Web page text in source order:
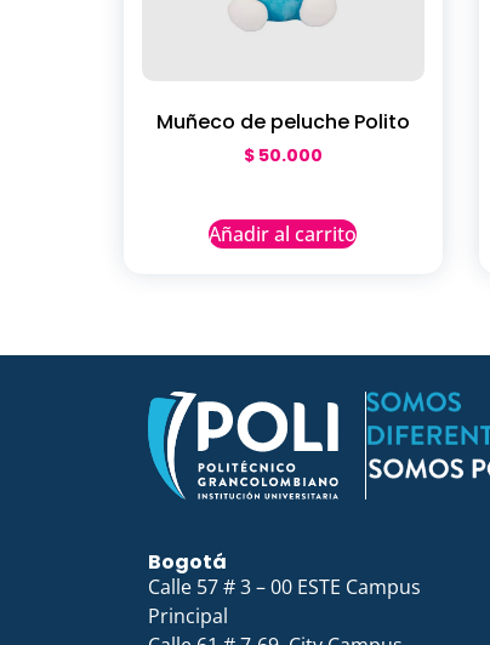
Muñeco de peluche Polito
$50.000
Añadir al carrito
Bogotá
Calle 57 # 3 – 00 ESTE Campus
Principal